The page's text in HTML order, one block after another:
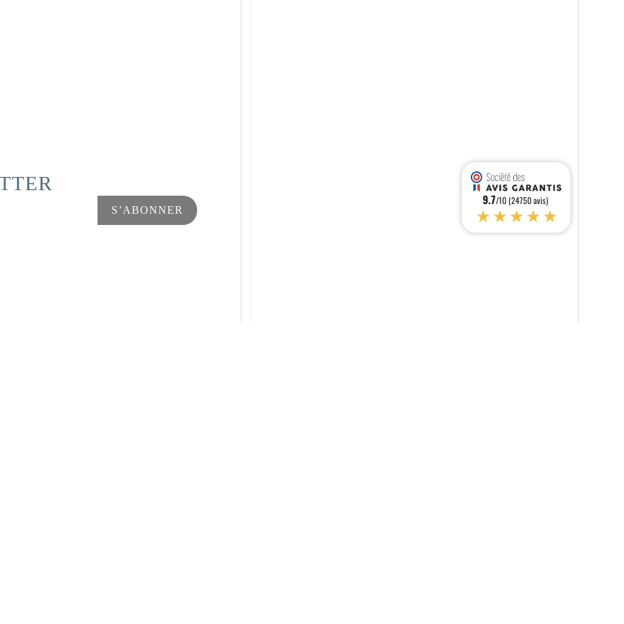
de confidentialité, en garantissant la conformité avec les réglementations. Personnalisez vos préférences pour
9.7/10 (24750 avis)
★★★★★